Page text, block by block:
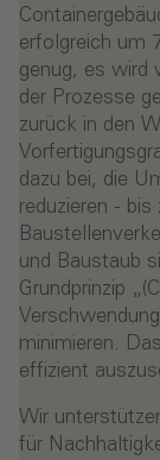
erfolgreich um
genug, es wird
der Prozesse
zurück in den
dazu bei, die
reduzieren -
und Baustaub
Grundprinzip
minimieren.
effizient
Wir
für